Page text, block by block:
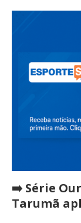
➡️ Série
Tarumã